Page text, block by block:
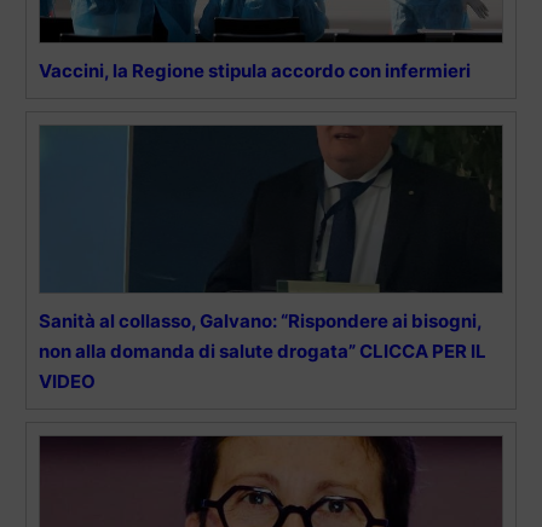
Vaccini, la Regione stipula accordo con infermieri
Sanità al collasso, Galvano: “Rispondere ai bisogni,
non alla domanda di salute drogata” CLICCA PER IL
VIDEO